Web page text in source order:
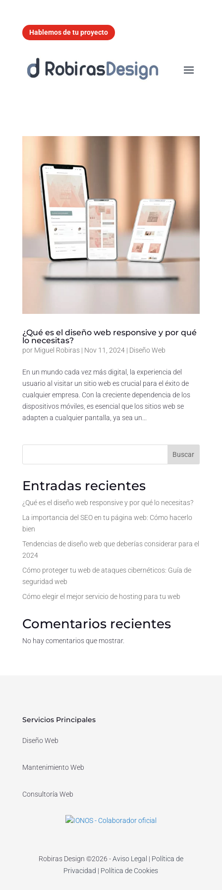
Hablemos de tu proyecto
¿Qué es el diseño web responsive y por qué
lo necesitas?
por Miguel Robiras| Nov 11, 2024| Diseño Web
En un mundo cada vez más digital, la experiencia del
usuario al visitar un sitio web es crucial para el éxito de
cualquier empresa. Con la creciente dependencia de los
dispositivos móviles, es esencial que los sitios web se
adapten a cualquier pantalla, ya sea un...
Buscar
Entradas recientes
¿Qué es el diseño web responsive y por qué lo necesitas?
La importancia del SEO en tu página web: Cómo hacerlo
bien
Tendencias de diseño web que deberías considerar para el
2024
Cómo proteger tu web de ataques cibernéticos: Guía de
seguridad web
Cómo elegir el mejor servicio de hosting para tu web
Comentarios recientes
No hay comentarios que mostrar.
Servicios Principales
Diseño Web
Mantenimiento Web
Consultoría Web
Robiras Design ©​2026 -Aviso Legal | Política de
Privacidad | Política de Cookies